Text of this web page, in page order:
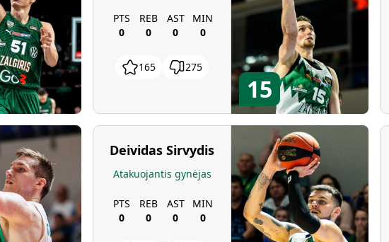
PTS
0
REB
0
AST
0
MIN
0
165 275
15
Deividas Sirvydis
Atakuojantis gynėjas
PTS
0
REB
0
AST
0
MIN
0